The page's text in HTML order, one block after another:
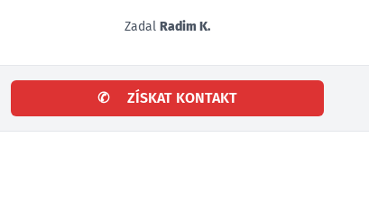
Zadal Radim K.
✆ ZÍSKAT KONTAKT